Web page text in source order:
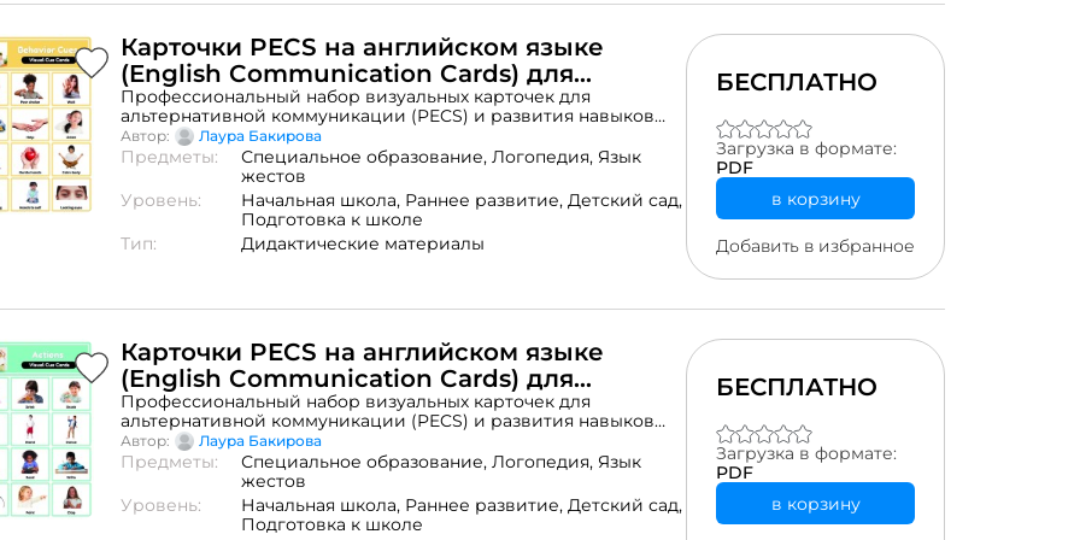
Карточки PECS на английском языке
(English Communication Cards) для
инклюзии.
Профессиональный набор визуальных карточек для
альтернативной коммуникации (PECS) и развития навыков
речи. Материал разработан специально для детей с особыми
образовательными потребностями (ООП), включая
РАС. Основные характеристики: Методическая основа:
Идеально подходят для работы по методу PECS и в рамках
ABA-терапии (прикладной анализ поведения).Целевая
аудитория: Учителя инклюзивного образования, педагоги-
ассистенты (тьюторы), логопеды, дефектологи и
коммуникации.Применение: Используются как визуальное
словарного запаса. В наборе: карточки в формате PDF CMYK
для профессиональной печати, готовых к ламинированию. В
формате pptx с функцией редактирования материал
высылается по почте m2lrbkrv@gmail.com при приобретении
методичек и по запросу.
Автор: Лаура Бакирова
Предметы: Специальное образование, Логопедия, Язык
жестов
Уровень:
Начальная школа, Раннее развитие, Детский сад,
Подготовка к школе
Тип:
Дидактические материалы
БЕСПЛАТНО
Загрузка в формате:
PDF
в корзину
Добавить в избранное
Карточки PECS на английском языке
(English Communication Cards) для
инклюзии.
Профессиональный набор визуальных карточек для
альтернативной коммуникации (PECS) и развития навыков
речи. Материал разработан специально для детей с особыми
образовательными потребностями (ООП), включая
РАС. Основные характеристики: Методическая основа:
Идеально подходят для работы по методу PECS и в рамках
ABA-терапии (прикладной анализ поведения).Целевая
Автор: Лаура Бакирова
Предметы: Специальное образование, Логопедия, Язык
жестов
Уровень:
Начальная школа, Раннее развитие, Детский сад,
Подготовка к школе
БЕСПЛАТНО
Загрузка в формате:
PDF
в корзину